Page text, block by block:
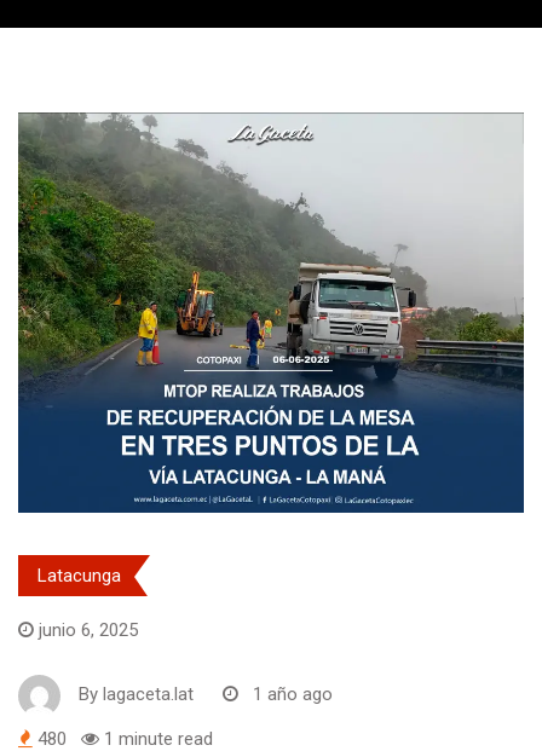
Latacunga
junio 6, 2025
By lagaceta.lat 1 año ago
480 1 minute read